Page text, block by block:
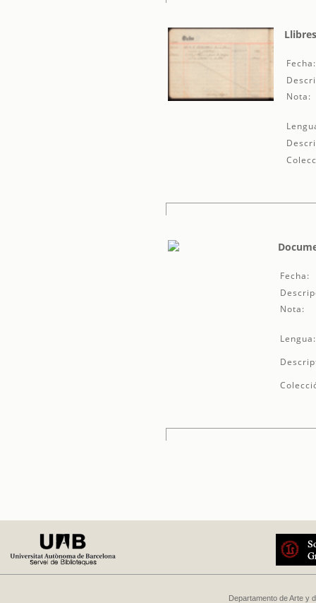
Fecha:
Nota:
Fecha:
Nota:
Lengua:
Departamento de Arte y